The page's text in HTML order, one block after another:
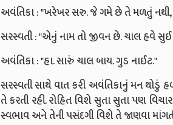
અવંતિકા : "ખરેખર સરુ. જે ગમે છે તે મળતું
સરસ્વતી : "એનું નામ તો જીવન છે. ચાલ હવે સુઈ
અવંતિકા : "હા. સારું ચાલ બાય. ગુડ નાઈટ."
સરસ્વતી સાથે વાત કરી અવંતિકાનું મન થોડું
તે કરતી રહી. રોહિત વિશે સુતા સુતા પણ
સ્વભાવ અને તેની પસંદગી વિશે તે જાણવા